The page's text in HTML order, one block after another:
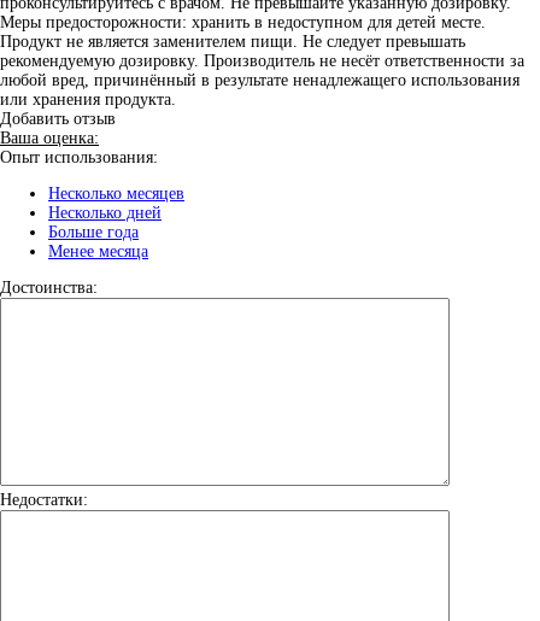
Меры предосторожности: хранить в недоступном для детей месте.
Продукт не является заменителем пищи. Не следует превышать
рекомендуемую дозировку. Производитель не несёт ответственности за
любой вред, причинённый в результате ненадлежащего использования
или хранения продукта.
Добавить отзыв
Ваша оценка:
Опыт использования:
Несколько месяцев
Несколько дней
Больше года
Менее месяца
Достоинства:
Недостатки: